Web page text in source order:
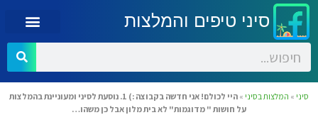
סיני טיפים והמלצות
סיני » המלצות בסיני »
היי לכולם! אני חדשה בקבוצה :) 1. נוסעת לסיני ומעוניינת בהמלצות
על חושות " מדוגמות" לא בית מלון אבל כן משהו…